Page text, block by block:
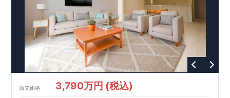
販売価格 3,790万円 (税込)